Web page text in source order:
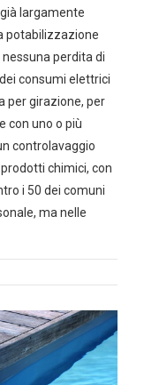
largamente
potabilizzazione
perdita di
consumi elettrici
per girazione, per
con uno o più
controlavaggio
chimici, con
i 50 dei comuni
ma nelle